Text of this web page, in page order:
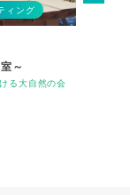
ィング
～
る大自然の会